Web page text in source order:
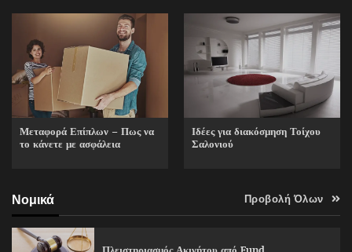
Μεταφορά Επίπλων – Πως να
το κάνετε με ασφάλεια
Ιδέες για διακόσμηση Τοίχου
Σαλονιού
Νομικά Προβολή Όλων